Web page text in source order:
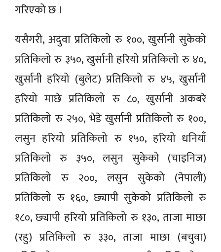
गरिएको छ ।
यसैगरी, अदुवा प्रतिकिलो रु १००, खुर्सानी सुकेको
प्रतिकिलो रु ३५०, खुर्सानी हरियो प्रतिकिलो रु ४०,
खुर्सानी हरियो (बुलेट) प्रतिकिलो रु ४५, खुर्सानी
हरियो माछे प्रतिकिलो रु ८०, खुर्सानी अकबरे
प्रतिकिलो रु २५०, भेडे खुर्सानी प्रतिकिलो रु १००,
लसुन हरियो प्रतिकिलो रु १५०, हरियो धनियाँ
प्रतिकिलो रु ३५०, लसुन सुकेको (चाइनिज)
प्रतिकिलो रु २००, लसुन सुकेको (नेपाली)
प्रतिकिलो रु १६०, छ्यापी सुकेको प्रतिकिलो रु
१८०, छ्यापी हरियो प्रतिकिलो रु १३०, ताजा माछा
(रहु) प्रतिकिलो रु ३३०, ताजा माछा (बचुवा)